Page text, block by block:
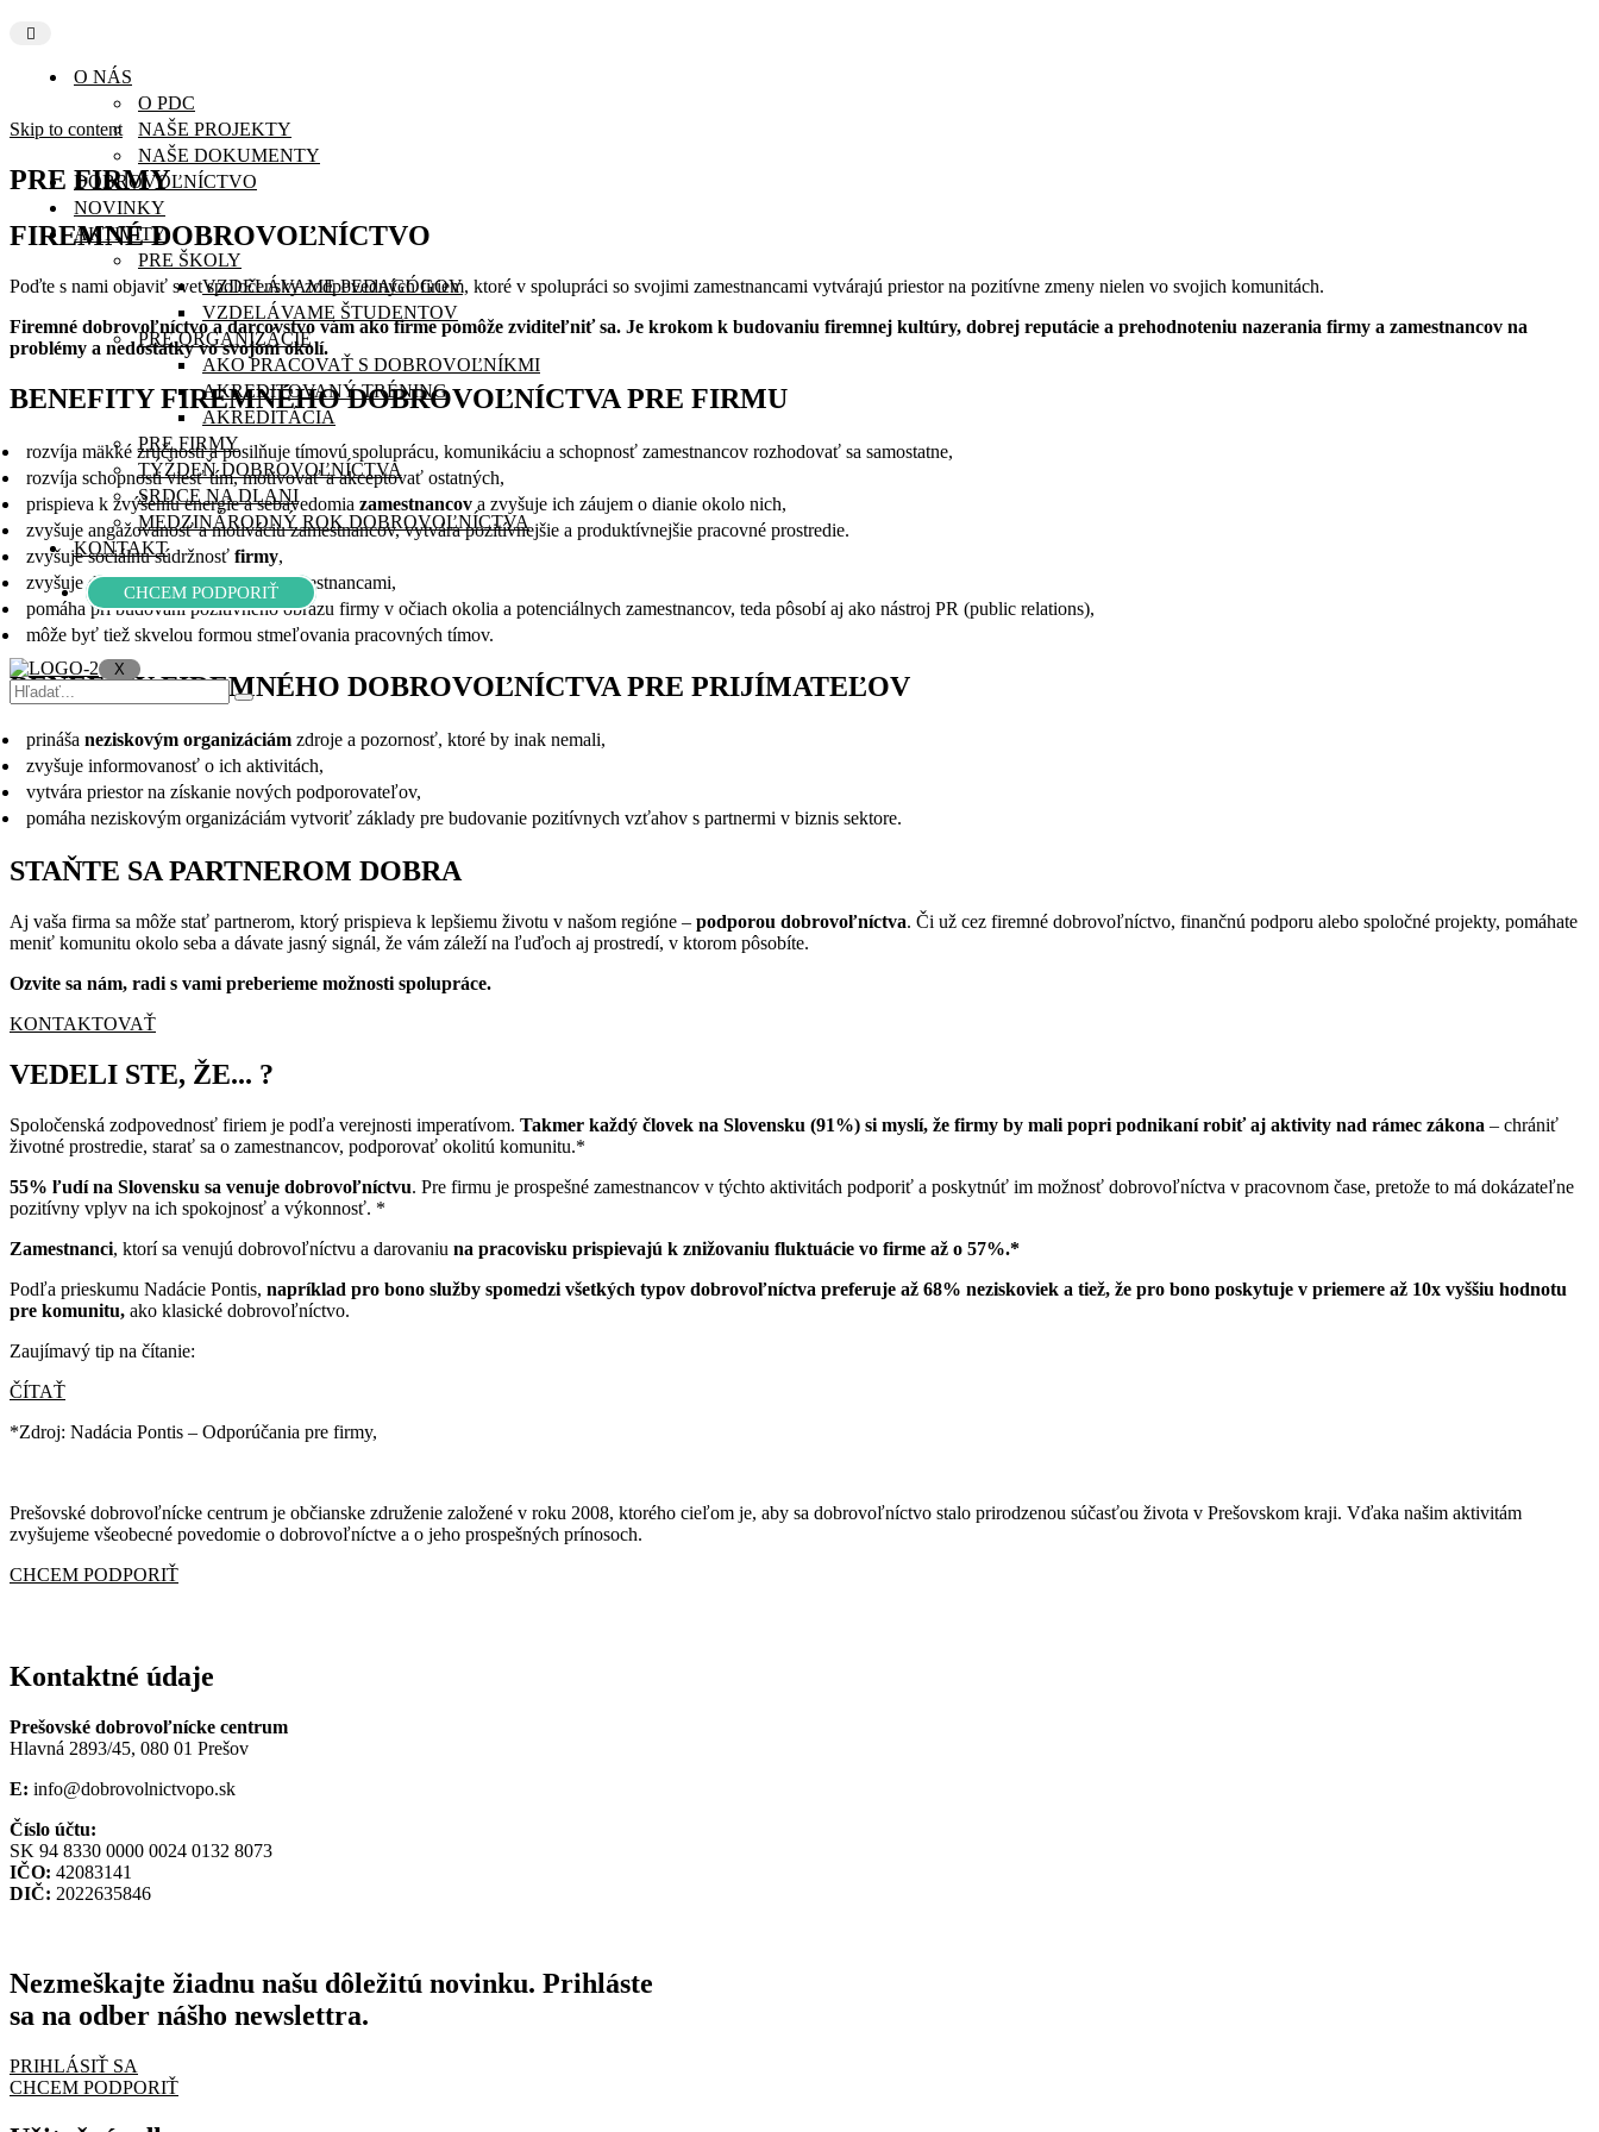
Skip to content
O NÁS
O PDC
NAŠE PROJEKTY
NAŠE DOKUMENTY
DOBROVOĽNÍCTVO
NOVINKY
AKTIVITY
PRE ŠKOLY
VZDELÁVAME PEDAGÓGOV
VZDELÁVAME ŠTUDENTOV
PRE ORGANIZÁCIE
AKO PRACOVAŤ S DOBROVOĽNÍKMI
AKREDITOVANÝ TRÉNING
AKREDITÁCIA
PRE FIRMY
TÝŽDEŇ DOBROVOĽNÍCTVA
SRDCE NA DLANI
MEDZINÁRODNÝ ROK DOBROVOĽNÍCTVA
KONTAKT
CHCEM PODPORIŤ
X
PRE FIRMY
FIREMNÉ DOBROVOĽNÍCTVO
Poďte s nami objaviť svet spoločensky zodpovedných firiem, ktoré v spolupráci so svojimi zamestnancami vytvárajú priestor na pozitívne zmeny nielen vo svojich komunitách.
Firemné dobrovoľníctvo a darcovstvo vám ako firme pomôže zviditeľniť sa. Je krokom k budovaniu firemnej kultúry, dobrej reputácie a prehodnoteniu nazerania firmy a zamestnancov na
problémy a nedostatky vo svojom okolí.
BENEFITY FIREMNÉHO DOBROVOĽNÍCTVA PRE FIRMU
rozvíja mäkké zručnosti a posilňuje tímovú spoluprácu, komunikáciu a schopnosť zamestnancov rozhodovať sa samostatne,
rozvíja schopnosti viesť tím, motivovať a akceptovať ostatných,
prispieva k zvýšeniu energie a sebavedomia zamestnancov a zvyšuje ich záujem o dianie okolo nich,
zvyšuje angažovanosť a motiváciu zamestnancov, vytvára pozitívnejšie a produktívnejšie pracovné prostredie.
zvyšuje sociálnu súdržnosť firmy,
zvyšuje dôveru medzi vedením a zamestnancami,
pomáha pri budovaní pozitívneho obrazu firmy v očiach okolia a potenciálnych zamestnancov, teda pôsobí aj ako nástroj PR (public relations),
môže byť tiež skvelou formou stmeľovania pracovných tímov.
BENEFITY FIREMNÉHO DOBROVOĽNÍCTVA PRE PRIJÍMATEĽOV
prináša neziskovým organizáciám zdroje a pozornosť, ktoré by inak nemali,
zvyšuje informovanosť o ich aktivitách,
vytvára priestor na získanie nových podporovateľov,
pomáha neziskovým organizáciám vytvoriť základy pre budovanie pozitívnych vzťahov s partnermi v biznis sektore.
STAŇTE SA PARTNEROM DOBRA
Aj vaša firma sa môže stať partnerom, ktorý prispieva k lepšiemu životu v našom regióne – podporou dobrovoľníctva. Či už cez firemné dobrovoľníctvo, finančnú podporu alebo spoločné projekty, pomáhate
meniť komunitu okolo seba a dávate jasný signál, že vám záleží na ľuďoch aj prostredí, v ktorom pôsobíte.
Ozvite sa nám, radi s vami preberieme možnosti spolupráce.
KONTAKTOVAŤ
VEDELI STE, ŽE... ?
Spoločenská zodpovednosť firiem je podľa verejnosti imperatívom. Takmer každý človek na Slovensku (91%) si myslí, že firmy by mali popri podnikaní robiť aj aktivity nad rámec zákona – chrániť
životné prostredie, starať sa o zamestnancov, podporovať okolitú komunitu.*
55% ľudí na Slovensku sa venuje dobrovoľníctvu. Pre firmu je prospešné zamestnancov v týchto aktivitách podporiť a poskytnúť im možnosť dobrovoľníctva v pracovnom čase, pretože to má dokázateľne
pozitívny vplyv na ich spokojnosť a výkonnosť. *
Zamestnanci, ktorí sa venujú dobrovoľníctvu a darovaniu na pracovisku prispievajú k znižovaniu fluktuácie vo firme až o 57%.*
Podľa prieskumu Nadácie Pontis, napríklad pro bono služby spomedzi všetkých typov dobrovoľníctva preferuje až 68% neziskoviek a tiež, že pro bono poskytuje v priemere až 10x vyššiu hodnotu
pre komunitu, ako klasické dobrovoľníctvo.
Zaujímavý tip na čítanie:
ČÍTAŤ
*Zdroj: Nadácia Pontis – Odporúčania pre firmy,
Prešovské dobrovoľnícke centrum je občianske združenie založené v roku 2008, ktorého cieľom je, aby sa dobrovoľníctvo stalo prirodzenou súčasťou života v Prešovskom kraji. Vďaka našim aktivitám
zvyšujeme všeobecné povedomie o dobrovoľníctve a o jeho prospešných prínosoch.
CHCEM PODPORIŤ
Kontaktné údaje
Prešovské dobrovoľnícke centrum
Hlavná 2893/45, 080 01 Prešov
E: info@dobrovolnictvopo.sk
Číslo účtu:
SK 94 8330 0000 0024 0132 8073
IČO: 42083141
DIČ: 2022635846
Nezmeškajte žiadnu našu dôležitú novinku. Prihláste
sa na odber nášho newslettra.
PRIHLÁSIŤ SA
CHCEM PODPORIŤ